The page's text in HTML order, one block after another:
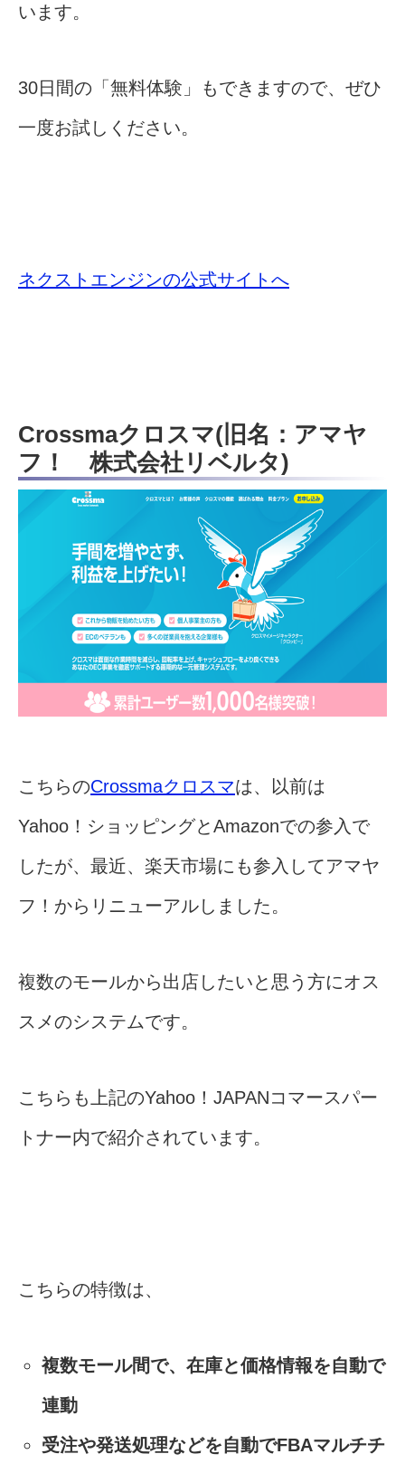
います。
30日間の「無料体験」もできますので、ぜひ
一度お試しください。
ネクストエンジンの公式サイトへ
Crossmaクロスマ(旧名：アマヤ
フ！ 株式会社リベルタ)
こちらのCrossmaクロスマは、以前は
Yahoo！ショッピングとAmazonでの参入で
したが、最近、楽天市場にも参入してアマヤ
フ！からリニューアルしました。
複数のモールから出店したいと思う方にオス
スメのシステムです。
こちらも上記のYahoo！JAPANコマースパー
トナー内で紹介されています。
こちらの特徴は、
複数モール間で、在庫と価格情報を自動で
連動
受注や発送処理などを自動でFBAマルチチ